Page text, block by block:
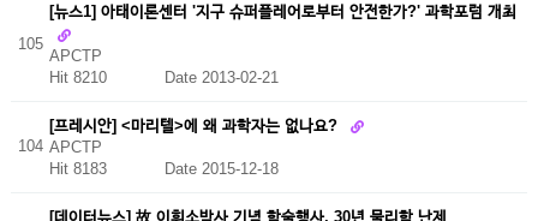
105
[뉴스1] 아태이론센터 '지구 슈퍼플레어로부터 안전한가?' 과학포럼 개최
APCTP
Hit 8210 Date 2013-02-21
104
[프레시안] <마리텔>에 왜 과학자는 없나요?
APCTP
Hit 8183
Date 2015-12-18
[데이터뉴스] 故 이휘소박사 기념 학술행사, 30년 물리학 난제